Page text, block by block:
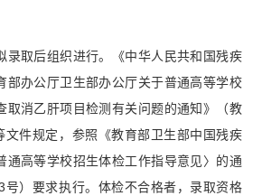
录取后组织进行。《中华人民共和国残疾
部办公厅卫生部办公厅关于普通高等学校
取消乙肝项目检测有关问题的通知》（教
文件规定，参照《教育部卫生部中国残疾
通高等学校招生体检工作指导意见〉的通
号）要求执行。体检不合格者，录取资格